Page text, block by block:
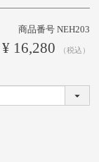
商品番号 NEH203
¥ 16,280 税込